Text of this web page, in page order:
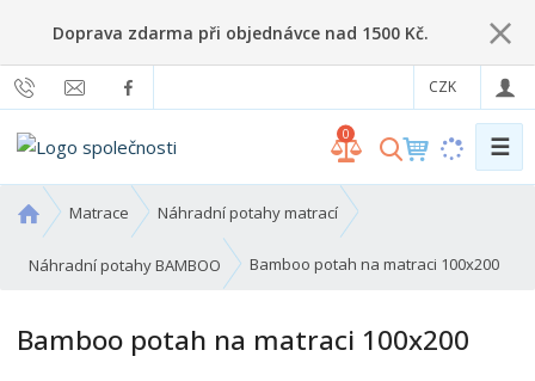
Doprava zdarma při objednávce nad 1500 Kč.
CZK
V
e
t
0 ☰
v
o
í
Matrace Náhradní potahy matrací
Náhradní potahy BAMBOO Bamboo potah na matraci 100x200
Bamboo potah na matraci 100x200